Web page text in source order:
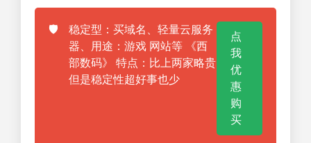
🛡️
稳定型：买域名、轻量云服务
器、用途：游戏 网站等 《西
部数码》 特点：比上两家略贵
但是稳定性超好事也少
点
我
优
惠
购
买